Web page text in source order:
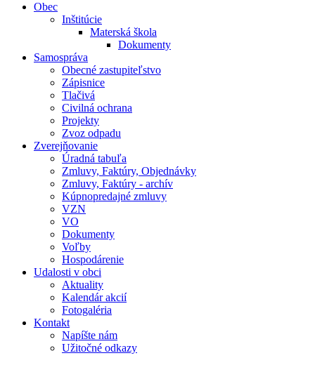
Obec
Inštitúcie
Materská škola
Dokumenty
Samospráva
Obecné zastupiteľstvo
Zápisnice
Tlačivá
Civilná ochrana
Projekty
Zvoz odpadu
Zverejňovanie
Úradná tabuľa
Zmluvy, Faktúry, Objednávky
Zmluvy, Faktúry - archív
Kúpnopredajné zmluvy
VZN
VO
Dokumenty
Voľby
Hospodárenie
Udalosti v obci
Aktuality
Kalendár akcií
Fotogaléria
Kontakt
Napíšte nám
Užitočné odkazy